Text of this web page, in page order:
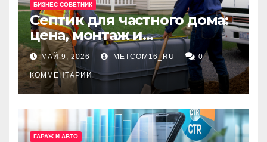
БИЗНЕС СОВЕТНИК
Септик для частного дома:
цена, монтаж и
организация автономной
канализации
МАЙ 9, 2026 METCOM16_RU 0
КОММЕНТАРИИ
ГАРАЖ И АВТО